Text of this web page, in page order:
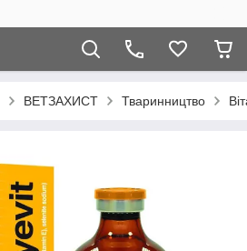
ВЕТЗАХИСТ Тваринництво